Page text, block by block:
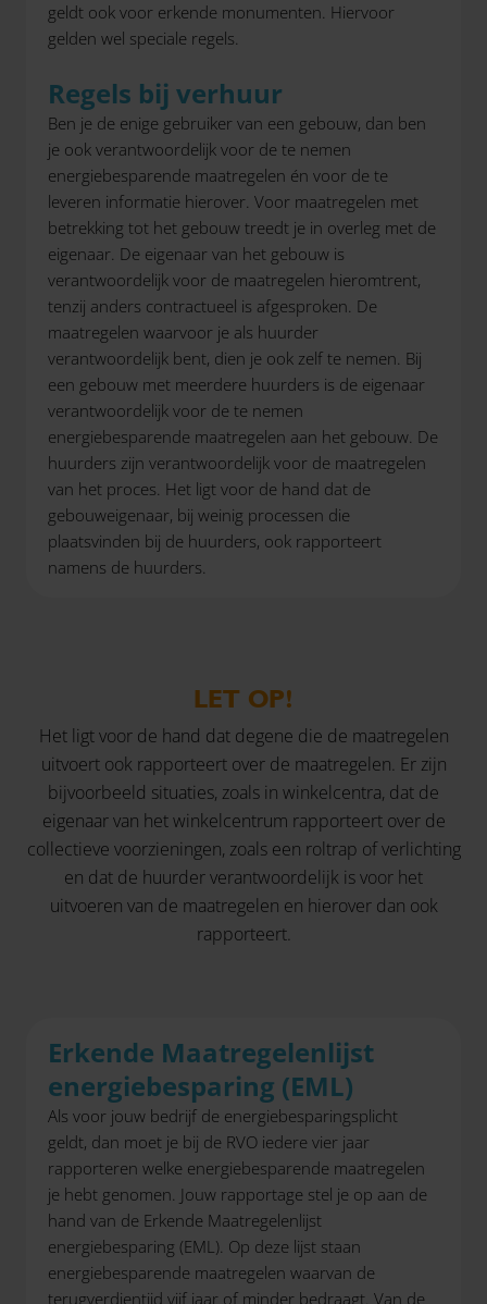
geldt ook voor erkende monumenten. Hiervoor
gelden wel speciale regels.
Regels bij verhuur
Ben je de enige gebruiker van een gebouw, dan ben
je ook verantwoordelijk voor de te nemen
energiebesparende maatregelen én voor de te
leveren informatie hierover. Voor maatregelen met
betrekking tot het gebouw treedt je in overleg met de
eigenaar. De eigenaar van het gebouw is
verantwoordelijk voor de maatregelen hieromtrent,
tenzij anders contractueel is afgesproken. De
maatregelen waarvoor je als huurder
verantwoordelijk bent, dien je ook zelf te nemen. Bij
een gebouw met meerdere huurders is de eigenaar
verantwoordelijk voor de te nemen
energiebesparende maatregelen aan het gebouw. De
huurders zijn verantwoordelijk voor de maatregelen
van het proces. Het ligt voor de hand dat de
gebouweigenaar, bij weinig processen die
plaatsvinden bij de huurders, ook rapporteert
namens de huurders.
LET OP!
Het ligt voor de hand dat degene die de maatregelen
uitvoert ook rapporteert over de maatregelen. Er zijn
bijvoorbeeld situaties, zoals in winkelcentra, dat de
eigenaar van het winkelcentrum rapporteert over de
collectieve voorzieningen, zoals een roltrap of verlichting
en dat de huurder verantwoordelijk is voor het
uitvoeren van de maatregelen en hierover dan ook
rapporteert.
Erkende Maatregelenlijst
energiebesparing (EML)
Als voor jouw bedrijf de energiebesparingsplicht
geldt, dan moet je bij de RVO iedere vier jaar
rapporteren welke energiebesparende maatregelen
je hebt genomen. Jouw rapportage stel je op aan de
hand van de Erkende Maatregelenlijst
energiebesparing (EML). Op deze lijst staan
energiebesparende maatregelen waarvan de
terugverdientijd vijf jaar of minder bedraagt. Van de